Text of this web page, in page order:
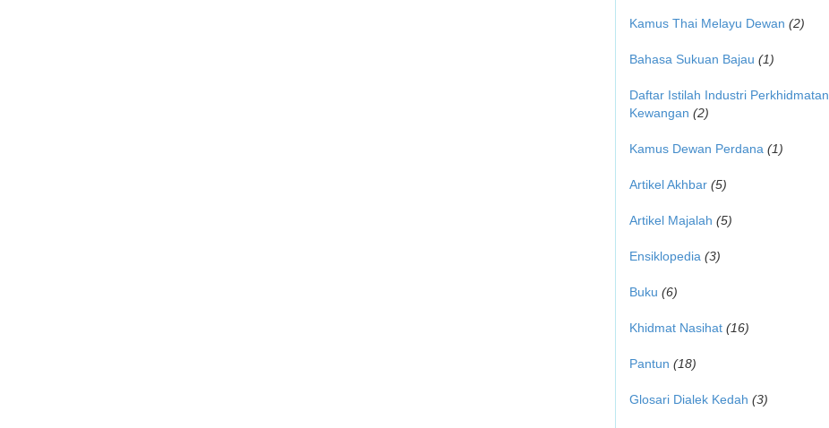
Kamus Thai Melayu Dewan (2)
Bahasa Sukuan Bajau (1)
Daftar Istilah Industri Perkhidmatan
Kewangan (2)
Kamus Dewan Perdana (1)
Artikel Akhbar (5)
Artikel Majalah (5)
Ensiklopedia (3)
Buku (6)
Khidmat Nasihat (16)
Pantun (18)
Glosari Dialek Kedah (3)